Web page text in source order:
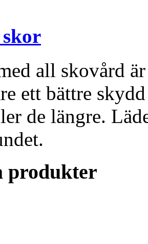
all skovård
ett bättre
de längre.
produkter